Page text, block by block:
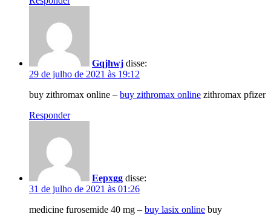
Gqjhwj disse:
29 de julho de 2021 às 19:12
buy zithromax online – buy zithromax online zithromax pfizer
Responder
Eepxgg disse:
31 de julho de 2021 às 01:26
medicine furosemide 40 mg – buy lasix online buy